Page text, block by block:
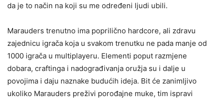
da je to način na koji su me određeni ljudi ubili.
Marauders trenutno ima poprilično hardcore, ali zdravu
zajednicu igrača koja u svakom trenutku ne pada manje od
1000 igrača u multiplayeru. Elementi poput razmjene
dobara, craftinga i nadograđivanja oružja su i dalje u
povojima i daju naznake budućih ideja. Bit će zanimljivo
ukoliko Marauders preživi porođajne muke, tim ispravi